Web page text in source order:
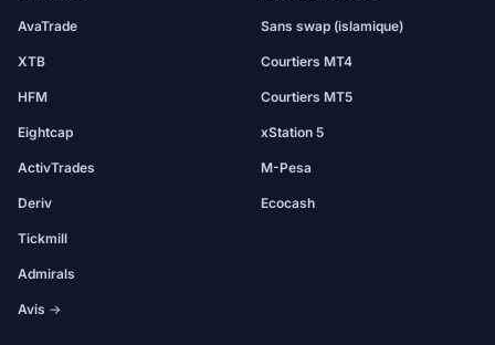
AvaTrade
XTB
HFM
Eightcap
ActivTrades
Deriv
Tickmill
Admirals
Avis →
Sans swap (islamique)
Courtiers MT4
Courtiers MT5
xStation 5
M-Pesa
Ecocash